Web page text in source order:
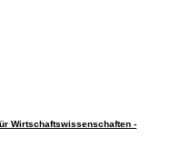
Wirtschaftswissenschaften -